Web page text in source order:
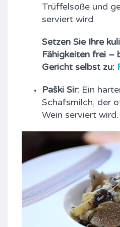
Trüffelsoße und
serviert wird.
Setzen Sie Ihre
Fähigkeiten frei –
Gericht selbst zu:
Paški Sir: Ein
Schafsmilch, der
Wein serviert wird.